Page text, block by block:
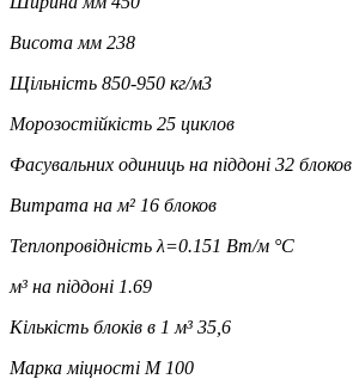
Висота мм 238
Щільність 850-950 кг/м3
Морозостійкість 25 циклов
Фасувальних одиниць на піддоні 32 блоков
Витрата на м² 16 блоков
Теплопровідність λ=0.151 Вт/м °С
м³ на піддоні 1.69
Кількість блоків в 1 м³ 35,6
Марка міцності M 100